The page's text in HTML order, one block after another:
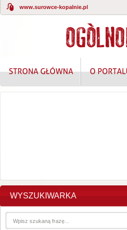
www.surowce-kopalnie.pl
WYSZUKIWARKA